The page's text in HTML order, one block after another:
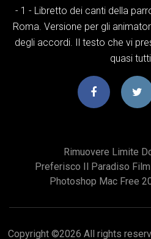
- 1 - Libretto dei canti della
Roma. Versione per gli
degli accordi. Il testo che vi
quasi tutti
Rimuovere Limite
Preferisco Il Paradiso
Photoshop Mac Free
Copyright ©2026 All rights